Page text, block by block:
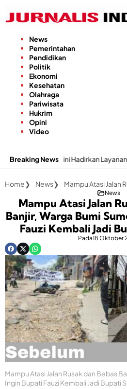
konten
News
Pemerintahan
Pendidikan
Politik
Ekonomi
Kesehatan
Olahraga
Pariwisata
Hukrim
Opini
Video
Breaking News
Hadirkan Layanan Poli Urologi Bagi
Home News
News
Mampu Atasi Jalan
Banjir, Warga Bumi
Fauzi Kembali Jadi
Pada18 Oktober
Mampu Atasi Jalan Rusak dan Bebas
Ingin Bupati Fauzi Kembali Jadi Bupati